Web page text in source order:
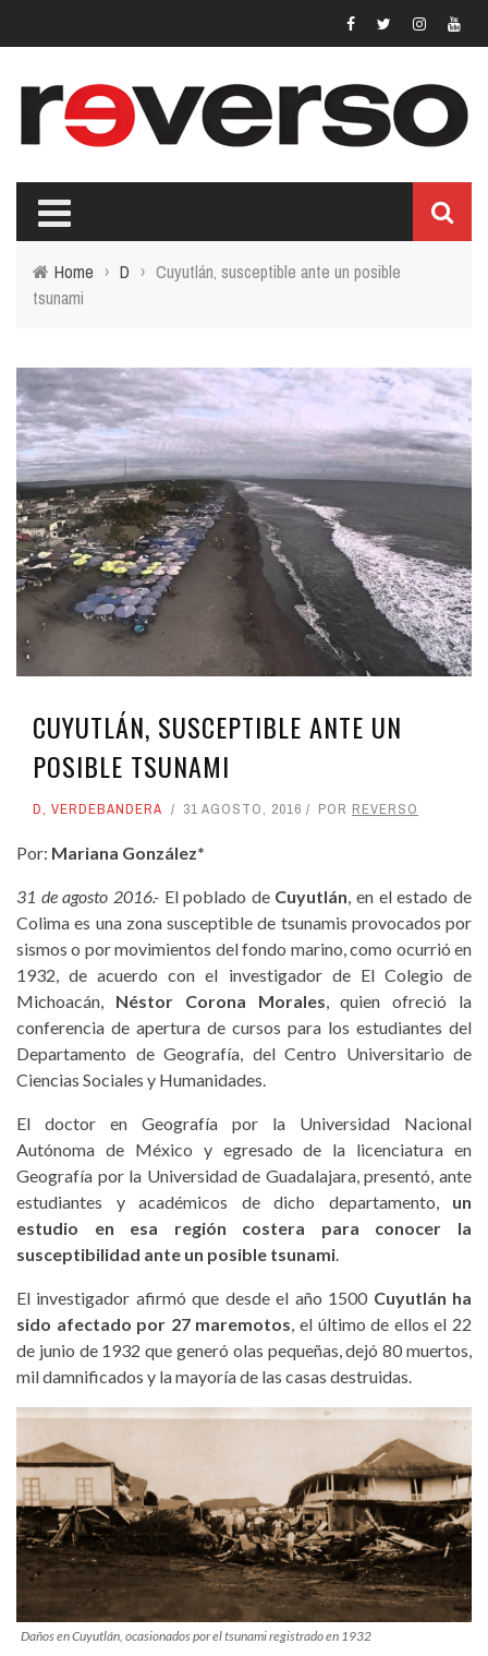
Home › D › Cuyutlán, susceptible ante un posible
tsunami
CUYUTLÁN, SUSCEPTIBLE ANTE UN
POSIBLE TSUNAMI
D, VERDEBANDERA 31 AGOSTO, 2016 POR REVERSO
Por: Mariana González*
31 de agosto 2016.-El poblado de Cuyutlán, en el estado de
Colima es una zona susceptible de tsunamis provocados por
sismos o por movimientos del fondo marino, como ocurrió en
1932, de acuerdo con el investigador de El Colegio de
Michoacán, Néstor Corona Morales, quien ofreció la
conferencia de apertura de cursos para los estudiantes del
Departamento de Geografía, del Centro Universitario de
Ciencias Sociales y Humanidades.
El doctor en Geografía por la Universidad Nacional
Autónoma de México y egresado de la licenciatura en
Geografía por la Universidad de Guadalajara, presentó, ante
estudiantes y académicos de dicho departamento, un
estudio en esa región costera para conocer la
susceptibilidad ante un posible tsunami.
El investigador afirmó que desde el año 1500 Cuyutlán ha
sido afectado por 27 maremotos, el último de ellos el 22
de junio de 1932 que generó olas pequeñas, dejó 80 muertos,
mil damnificados y la mayoría de las casas destruidas.
Daños en Cuyutlán, ocasionados por el tsunami registrado en 1932